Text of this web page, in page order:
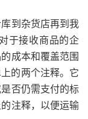
到杂货店再到我
于接收商品的企
成本和覆盖范围
的两个注释。它
否仍需支付的标
注释，以便运输